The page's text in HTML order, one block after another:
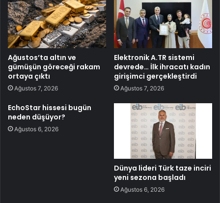
Ağustos’ta altın ve
gümüşün göreceği rakam
ortaya çıktı
Ağustos 7, 2026
Elektronik A.TR sistemi
devrede… İlk ihracatı kadın
girişimci gerçekleştirdi
Ağustos 7, 2026
EchoStar hissesi bugün
neden düşüyor?
Ağustos 6, 2026
Dünya lideri Türk taze inciri
yeni sezona başladı
Ağustos 6, 2026